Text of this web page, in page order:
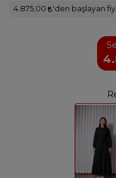
4.875,00 'den başlayan